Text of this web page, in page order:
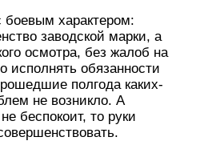
характером:
заводской марки, а
осмотра, без жалоб на
исполнять обязанности
полгода каких-
не возникло. А
беспокоит, то руки